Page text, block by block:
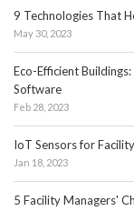
9 Technologies That
May 30, 2023
Eco-Efficient
Software
Feb 28, 2023
IoT Sensors for
Jan 18, 2023
5 Facility Managers'